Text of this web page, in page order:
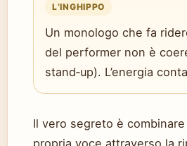
L’INGHIPPO
Un monologo che fa
del performer non è
stand‑up). L’energia
Il vero segreto è
propria voce attraverso la